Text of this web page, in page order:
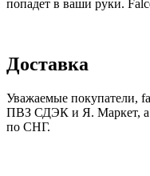
попадет в ваши руки.
Доставка
Уважаемые покупатели,
ПВЗ СДЭК и Я. Маркет, а
по СНГ.